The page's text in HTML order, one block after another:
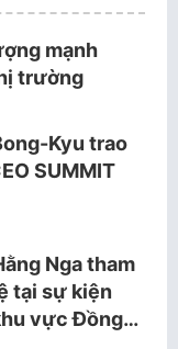
mạnh
trường
Kyu trao
SUMMIT
Nga tham
tại sự kiện
vực Đồng…